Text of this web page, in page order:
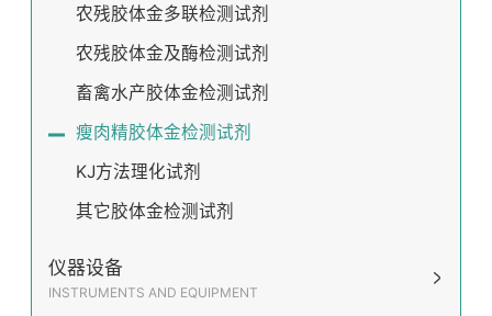
农残胶体金多联检测试剂
农残胶体金及酶检测试剂
畜禽水产胶体金检测试剂
瘦肉精胶体金检测试剂
KJ方法理化试剂
其它胶体金检测试剂
仪器设备
INSTRUMENTS AND EQUIPMENT